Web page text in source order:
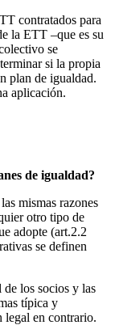
contratados para
la ETT –que es su
se
si la propia
plan de igualdad.
aplicación.
de igualdad?
mismas razones
otro tipo de
adopte (art.2.2
se definen
los socios y las
típica y
legal en contrario.